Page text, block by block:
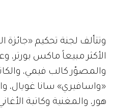
وتتألف لجنة تحكيم «جائزة
الأكثر مبيعاً ماكس
والمصوّر كالب فيمي،
«واسافيري» سانا غويال،
هور، والمغنية وكاتبة